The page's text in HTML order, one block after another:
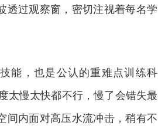
透过观察窗，密切注视着每名学
能，也是公认的重难点训练科
太慢太快都不行，慢了会错失最
间内面对高压水流冲击，稍有不